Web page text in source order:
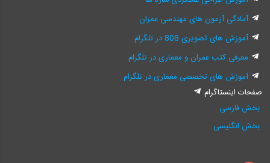
آمادگی آزمون های مهندسی عمران
آموزش های تصویری 808 در تلگرام
معرفی کتب عمران و معماری در تلگرام
آموزش های تخصصی معماری در تلگرام
صفحات اینستاگرام
بخش فارسی
بخش انگلیسی